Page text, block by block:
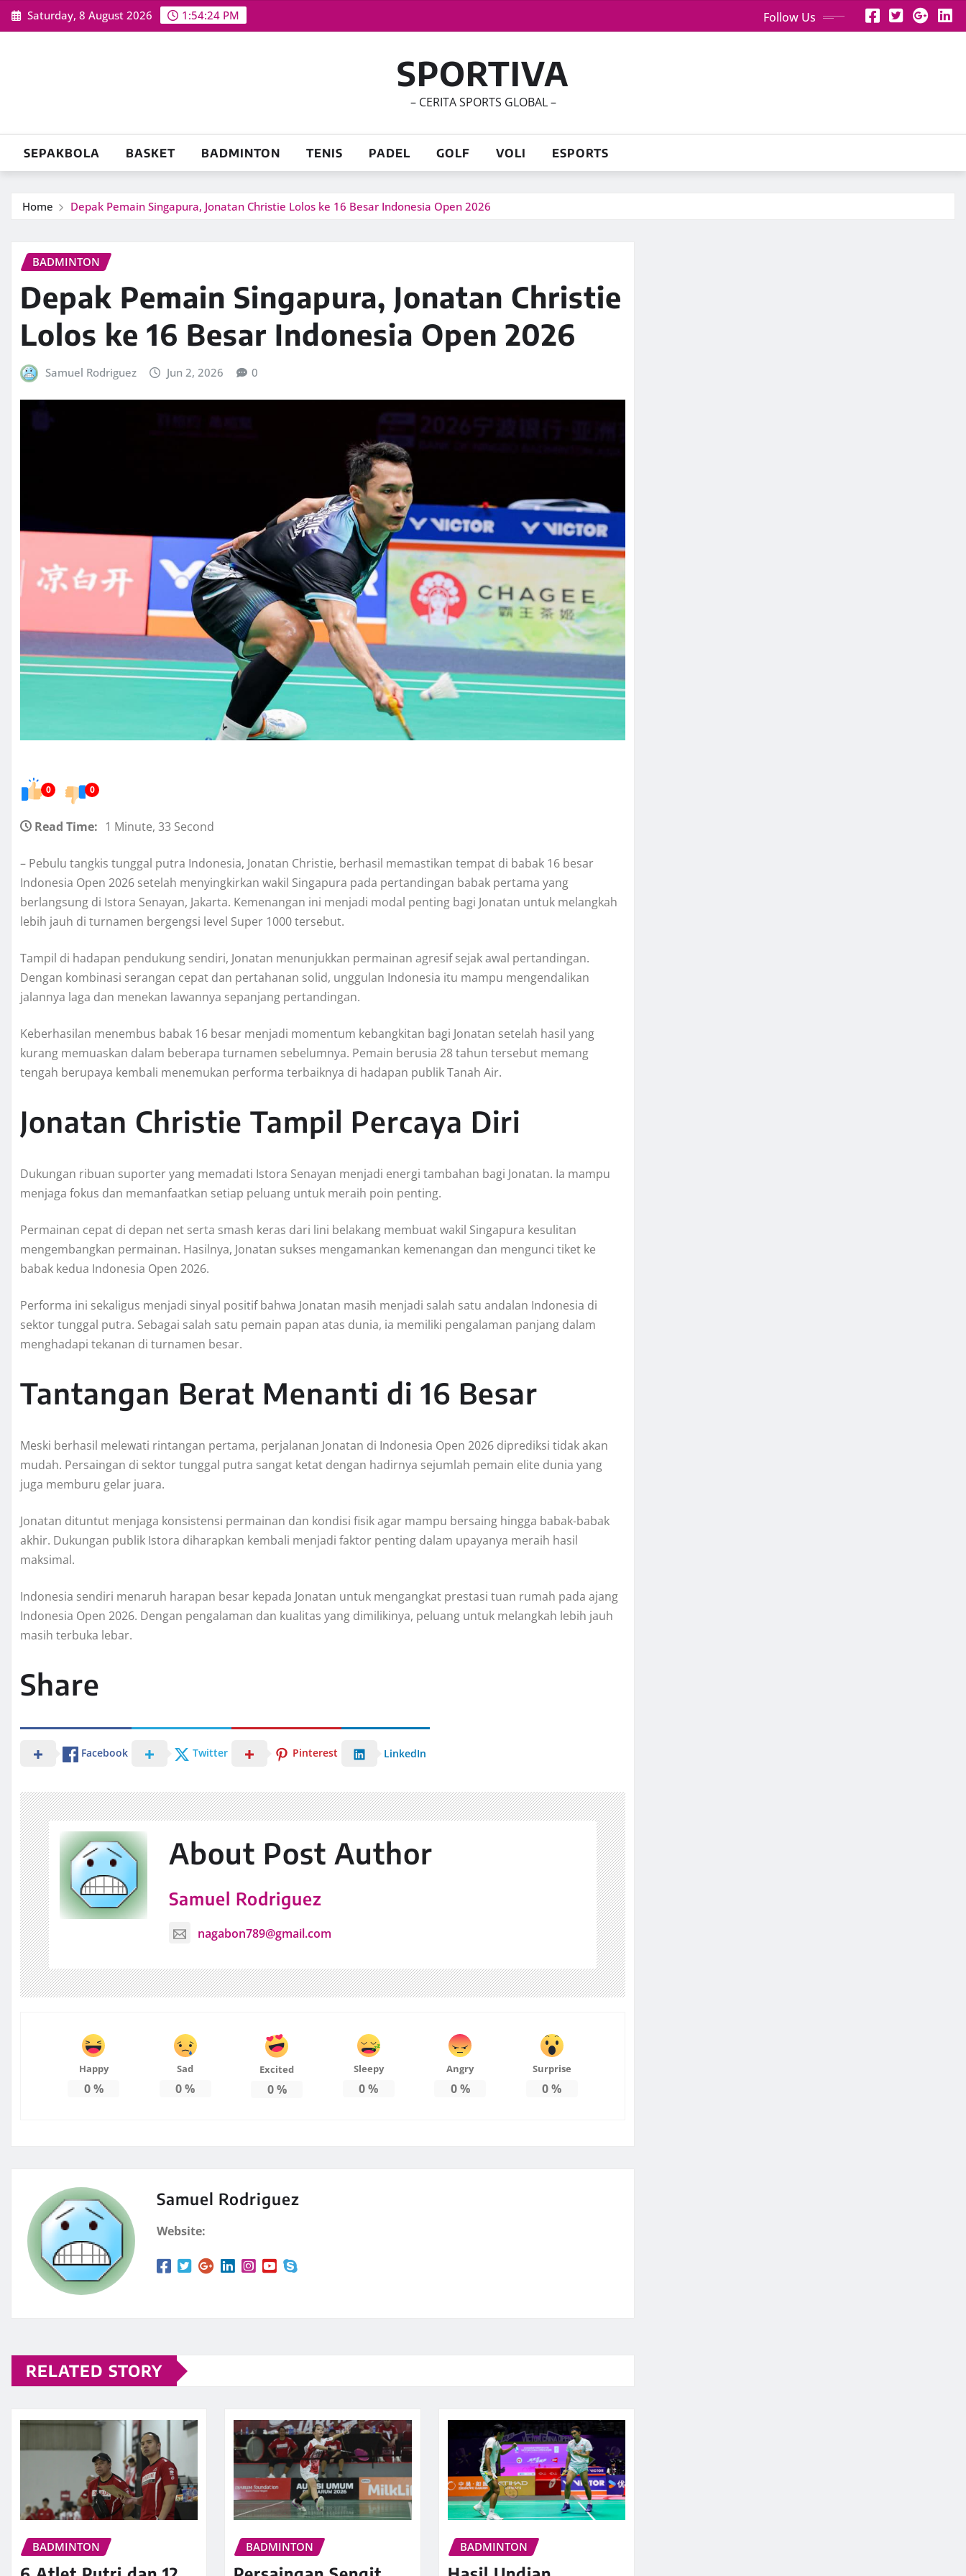
Skip
to
Saturday, 8 August 2026 1:54:25 PM Follow Us
SPORTIVA
– CERITA SPORTS GLOBAL –
SEPAKBOLA BASKET BADMINTON TENIS PADEL GOLF VOLI ESPORTS
Home Depak Pemain Singapura, Jonatan Christie Lolos ke 16 Besar Indonesia Open 2026
BADMINTON
Depak Pemain Singapura, Jonatan Christie
Lolos ke 16 Besar Indonesia Open 2026
Samuel Rodriguez Jun 2, 2026 0
0 0
Read Time: 1 Minute, 33 Second
– Pebulu tangkis tunggal putra Indonesia, Jonatan Christie, berhasil memastikan tempat di babak 16 besar
Indonesia Open 2026 setelah menyingkirkan wakil Singapura pada pertandingan babak pertama yang
berlangsung di Istora Senayan, Jakarta. Kemenangan ini menjadi modal penting bagi Jonatan untuk melangkah
lebih jauh di turnamen bergengsi level Super 1000 tersebut.
Tampil di hadapan pendukung sendiri, Jonatan menunjukkan permainan agresif sejak awal pertandingan.
Dengan kombinasi serangan cepat dan pertahanan solid, unggulan Indonesia itu mampu mengendalikan
jalannya laga dan menekan lawannya sepanjang pertandingan.
Keberhasilan menembus babak 16 besar menjadi momentum kebangkitan bagi Jonatan setelah hasil yang
kurang memuaskan dalam beberapa turnamen sebelumnya. Pemain berusia 28 tahun tersebut memang
tengah berupaya kembali menemukan performa terbaiknya di hadapan publik Tanah Air.
Jonatan Christie Tampil Percaya Diri
Dukungan ribuan suporter yang memadati Istora Senayan menjadi energi tambahan bagi Jonatan. Ia mampu
menjaga fokus dan memanfaatkan setiap peluang untuk meraih poin penting.
Permainan cepat di depan net serta smash keras dari lini belakang membuat wakil Singapura kesulitan
mengembangkan permainan. Hasilnya, Jonatan sukses mengamankan kemenangan dan mengunci tiket ke
babak kedua Indonesia Open 2026.
Performa ini sekaligus menjadi sinyal positif bahwa Jonatan masih menjadi salah satu andalan Indonesia di
sektor tunggal putra. Sebagai salah satu pemain papan atas dunia, ia memiliki pengalaman panjang dalam
menghadapi tekanan di turnamen besar.
Tantangan Berat Menanti di 16 Besar
Meski berhasil melewati rintangan pertama, perjalanan Jonatan di Indonesia Open 2026 diprediksi tidak akan
mudah. Persaingan di sektor tunggal putra sangat ketat dengan hadirnya sejumlah pemain elite dunia yang
juga memburu gelar juara.
Jonatan dituntut menjaga konsistensi permainan dan kondisi fisik agar mampu bersaing hingga babak-babak
akhir. Dukungan publik Istora diharapkan kembali menjadi faktor penting dalam upayanya meraih hasil
maksimal.
Indonesia sendiri menaruh harapan besar kepada Jonatan untuk mengangkat prestasi tuan rumah pada ajang
Indonesia Open 2026. Dengan pengalaman dan kualitas yang dimilikinya, peluang untuk melangkah lebih jauh
masih terbuka lebar.
Share
Facebook Twitter Pinterest LinkedIn
About Post Author
Samuel Rodriguez
nagabon789@gmail.com
Happy
0%
Sad
0%
Excited
0%
Sleepy
0%
Angry
0%
Surprise
0%
Samuel Rodriguez
Website:
RELATED STORY
BADMINTON BADMINTON BADMINTON